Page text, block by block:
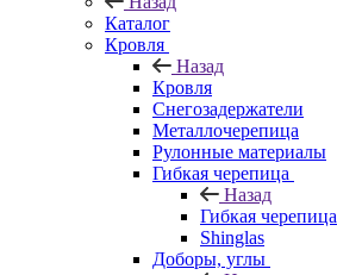
Каталог
Кровля
Назад
Кровля
Снегозадержатели
Металлочерепица
Рулонные материалы
Гибкая черепица
Назад
Гибкая черепица
Shinglas
Доборы, углы